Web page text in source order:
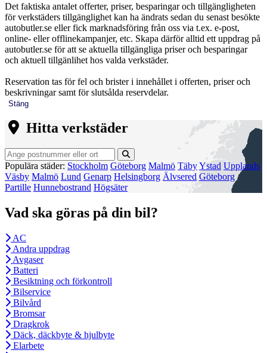
Det faktiska antalet offerter, priser, besparingar och tillgängligheten
för verkstäders tillgänglighet kan ha ändrats sedan du senast besökte
autobutler.se eller fick marknadsföring från oss via t.ex. e-post,
online- eller offlinekampanjer, etc. Skapa därför alltid ett uppdrag på
autobutler.se för att se aktuella tillgängliga priser och besparingar
och aktuell tillgänlihet hos valda verkstäder.
Reservation tas för fel och brister i innehållet i offerten, priser och
beskrivningar samt för slutsålda reservdelar.
Stäng
Hitta verkstäder
Populära städer: Stockholm Göteborg Malmö TäbyYstad Upplands
Väsby Malmö Lund Genarp Helsingborg Älvsered Göteborg
Partille Hunnebostrand Högsäter
Vad ska göras på din bil?
AC
Andra uppdrag
Avgaser
Batteri
Besiktning och förkontroll
Bilservice
Bilvård
Bromsar
Dragkrok
Däck, däckbyte & hjulbyte
Elarbete